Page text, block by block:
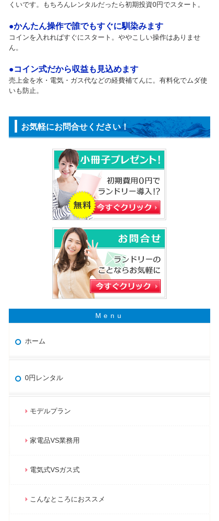
くいです。もちろんレンタルだったら初期投資0円でスタート。
●かんたん操作で誰でもすぐに馴染みます
コインを入れればすぐにスタート。ややこしい操作はありませ
ん。
●コイン式だから収益も見込めます
売上金を水・電気・ガス代などの経費補てんに。有料化でムダ使
いも防止。
お気軽にお問合せください！
ホーム
0円レンタル
モデルプラン
家電品VS業務用
電気式VSガス式
こんなところにおススメ